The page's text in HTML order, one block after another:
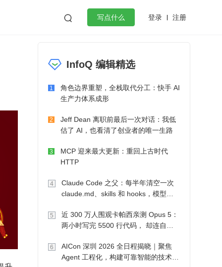
 写点什么 登录 注册
微服务架构 flutter
InfoQ 编辑精选
1
角色边界重塑，全栈取代分工：快手 AI
生产力体系成形
2
Jeff Dean 离职前最后一次对话：我低
估了 AI，也看清了创业者的唯一生路
3
MCP 迎来最大更新：重回上古时代
HTTP
4
Claude Code 之父：每半年清空一次
claude.md、skills 和 hooks，模型自
5
近 300 万人围观卡帕西亲测 Opus 5：
两小时写完 5500 行代码， 却连自己
6
AICon 深圳 2026 全日程揭晓｜聚焦
Agent 工程化，构建可靠智能的技术路